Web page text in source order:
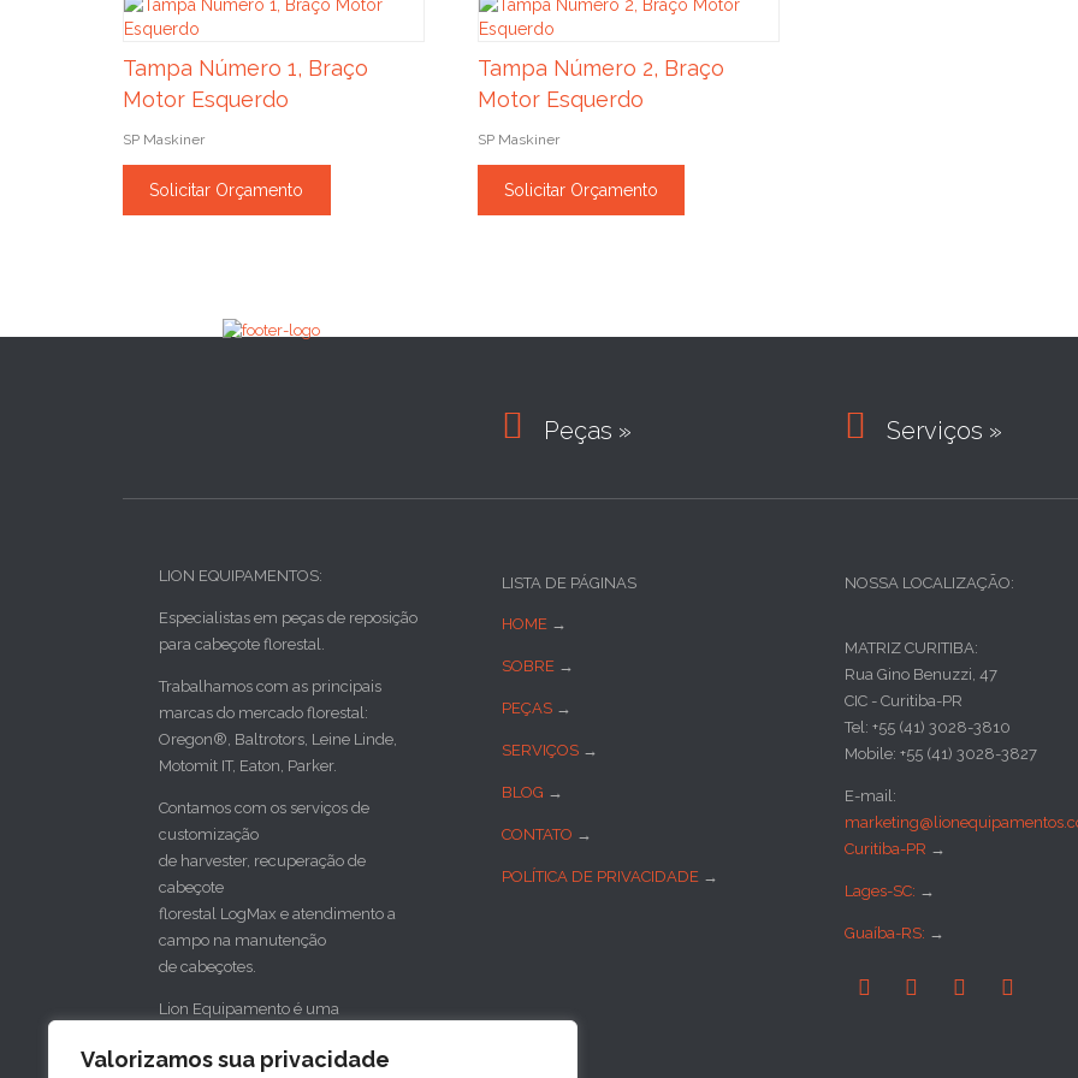
Valorizamos sua privacidade
Tampa Número 1, Braço
Motor Esquerdo
SP Maskiner
Solicitar Orçamento
Tampa Número 2, Braço
Motor Esquerdo
SP Maskiner
Solicitar Orçamento
 Peças »  Serviços »
LION EQUIPAMENTOS:
Especialistas em peças de reposição
para cabeçote florestal.
Trabalhamos com as principais
marcas do mercado florestal:
Oregon®, Baltrotors, Leine Linde,
Motomit IT, Eaton, Parker.
Contamos com os serviços de
customização
de harvester, recuperação de
cabeçote
florestal LogMax e atendimento a
campo na manutenção
de cabeçotes.
Lion Equipamento é uma
sueco SP Maskiner
LISTA DE PÁGINAS
HOME →
SOBRE →
PEÇAS →
SERVIÇOS →
BLOG →
CONTATO →
POLÍTICA DE PRIVACIDADE →
NOSSA LOCALIZAÇÃO:
MATRIZ CURITIBA:
Rua Gino Benuzzi, 47
CIC - Curitiba-PR
Tel: +55 (41) 3028-3810
Mobile: +55 (41) 3028-3827
E-mail:
Curitiba-PR →
Lages-SC: →
Guaíba-RS: →
   